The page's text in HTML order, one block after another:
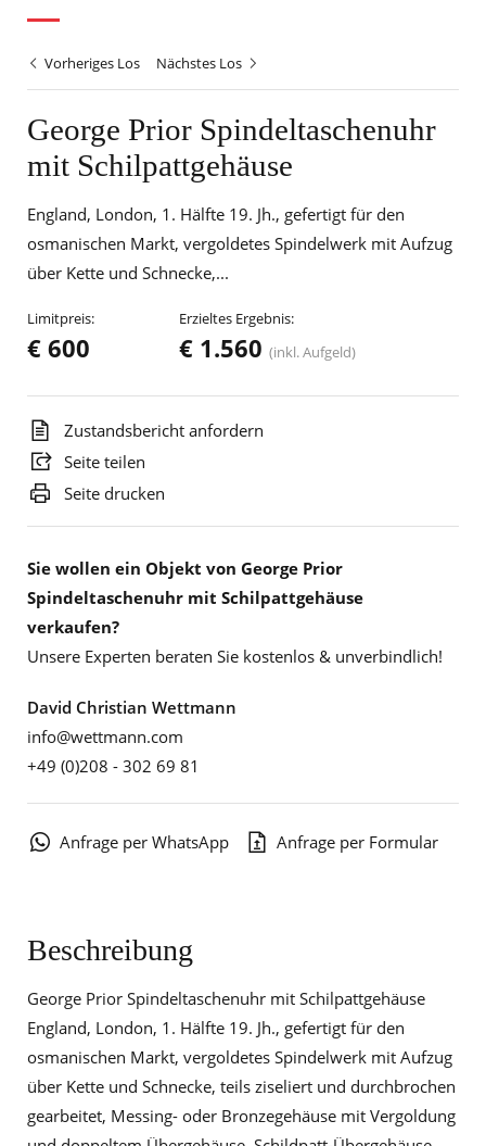
Vorheriges Los Nächstes Los
George Prior Spindeltaschenuhr
mit Schilpattgehäuse
England, London, 1. Hälfte 19. Jh., gefertigt für den
osmanischen Markt, vergoldetes Spindelwerk mit Aufzug
über Kette und Schnecke,...
Limitpreis:
€ 600
Erzieltes Ergebnis:
€ 1.560 (inkl. Aufgeld)
Zustandsbericht anfordern
Seite teilen
Seite drucken
Sie wollen ein Objekt von George Prior
Spindeltaschenuhr mit Schilpattgehäuse
verkaufen?
Unsere Experten beraten Sie kostenlos & unverbindlich!
David Christian Wettmann
info@wettmann.com
+49 (0)208 - 302 69 81
Anfrage per WhatsApp Anfrage per Formular
Beschreibung
George Prior Spindeltaschenuhr mit Schilpattgehäuse
England, London, 1. Hälfte 19. Jh., gefertigt für den
osmanischen Markt, vergoldetes Spindelwerk mit Aufzug
über Kette und Schnecke, teils ziseliert und durchbrochen
gearbeitet, Messing- oder Bronzegehäuse mit Vergoldung